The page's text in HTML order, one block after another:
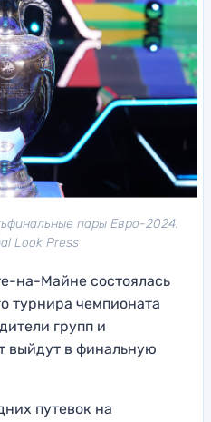
пары Евро-2024.
Look Press
на-Майне состоялась
турнира чемпионата
групп и
выйдут в финальную
путевок на